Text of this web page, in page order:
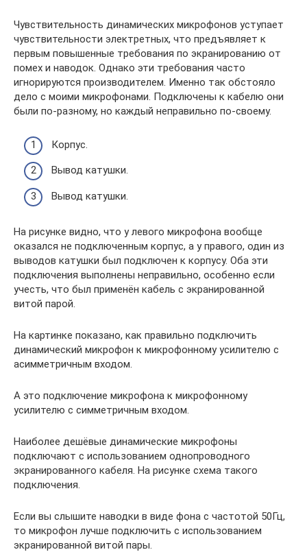
Чувствительность динамических микрофонов уступает
чувствительности электретных, что предъявляет к
первым повышенные требования по экранированию от
помех и наводок. Однако эти требования часто
игнорируются производителем. Именно так обстояло
дело с моими микрофонами. Подключены к кабелю они
были по-разному, но каждый неправильно по-своему.
Корпус.
Вывод катушки.
Вывод катушки.
На рисунке видно, что у левого микрофона вообще
оказался не подключенным корпус, а у правого, один из
выводов катушки был подключен к корпусу. Оба эти
подключения выполнены неправильно, особенно если
учесть, что был применён кабель с экранированной
витой парой.
На картинке показано, как правильно подключить
динамический микрофон к микрофонному усилителю с
асимметричным входом.
А это подключение микрофона к микрофонному
усилителю с симметричным входом.
Наиболее дешёвые динамические микрофоны
подключают с использованием однопроводного
экранированного кабеля. На рисунке схема такого
подключения.
Если вы слышите наводки в виде фона с частотой 50Гц,
то микрофон лучше подключить с использованием
экранированной витой пары.